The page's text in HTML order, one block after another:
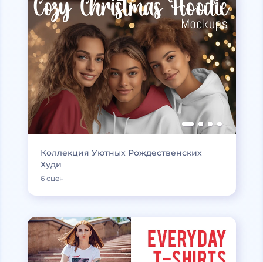
Коллекция Уютных Рождественских
Худи
6 сцен